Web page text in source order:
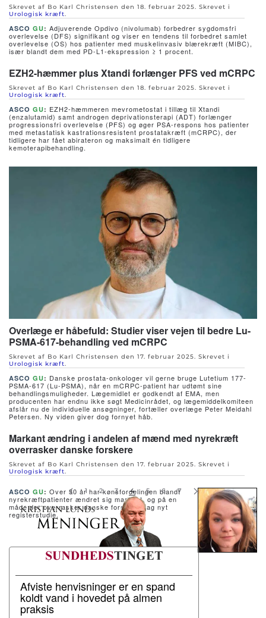
Skrevet af Bo Karl Christensen den 18. februar 2025. Skrevet i
Urologisk kræft.
ASCO GU: Adjuverende Opdivo (nivolumab) forbedrer sygdomsfri
overlevelse (DFS) signifikant og viser en tendens til forbedret samlet
overlevelse (OS) hos patienter med muskelinvasiv blærekræft (MIBC),
især blandt dem med PD-L1-ekspression ≥ 1 procent.
EZH2-hæmmer plus Xtandi forlænger PFS ved mCRPC
Skrevet af Bo Karl Christensen den 18. februar 2025. Skrevet i
Urologisk kræft.
ASCO GU: EZH2-hæmmeren mevrometostat i tillæg til Xtandi
(enzalutamid) samt androgen deprivationsterapi (ADT) forlænger
progressionsfri overlevelse (PFS) og øger PSA-respons hos patienter
med metastatisk kastrationsresistent prostatakræft (mCRPC), der
tidligere har fået abirateron og maksimalt én tidligere
kemoterapibehandling.
Overlæge er håbefuld: Studier viser vejen til bedre Lu-
PSMA-617-behandling ved mCRPC
Skrevet af Bo Karl Christensen den 17. februar 2025. Skrevet i
Urologisk kræft.
ASCO GU: Danske prostata-onkologer vil gerne bruge Lutetium 177-
PSMA-617 (Lu-PSMA), når en mCRPC-patient har udtømt sine
behandlingsmuligheder. Lægemidlet er godkendt af EMA, men
producenten har endnu ikke søgt Medicinrådet, og lægemiddelkomiteen
afslår nu de individuelle ansøgninger, fortæller overlæge Peter Meidahl
Petersen. Ny viden giver dog fornyet håb.
Markant ændring i andelen af mænd med nyrekræft
overrasker danske forskere
Skrevet af Bo Karl Christensen den 17. februar 2025. Skrevet i
Urologisk kræft.
ASCO GU: Over 30 år har kønsfordelingen blandt
nyrekræftpatienter ændret sig markant, og på en
måde der overrasker danske forskere bag nyt
registerstudie.
1 2 3 4 5 6 7
Afviste henvisninger er en spand
koldt vand i hovedet på almen
praksis